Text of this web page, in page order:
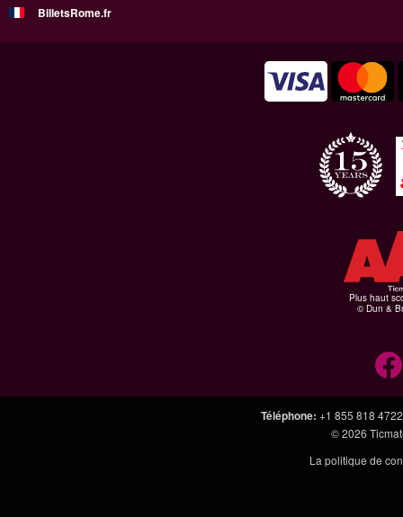
BilletsRome.fr
Plus haut
© Dun &
Téléphone: +1 855 818 4722
© 2026
La politique de